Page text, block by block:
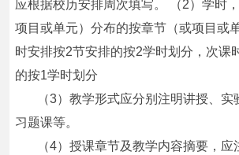
应根据校历安排周次填写。 （2）学时
项目或单元）分布的按章节（或项目或
时安排按2节安排的按2学时划分，次课
的按1学时划分
（3）教学形式应分别注明讲授、
习题课等。
（4）授课章节及教学内容摘要，